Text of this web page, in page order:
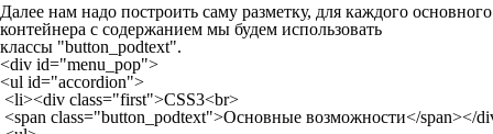
Далее нам надо построить саму разметку, для каждого основного
контейнера с содержанием мы будем использовать
классы "button_podtext".
<div id="menu_pop">
<ul id="accordion">
<li><div class="first">CSS3<br>
<span class="button_podtext">Основные возможности</span></